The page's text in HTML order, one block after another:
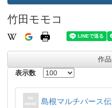
竹田モモコ
作品
表示数
島根マルチバース伝